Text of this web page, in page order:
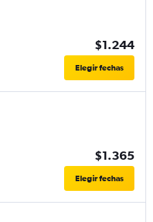
$1.244
Elegir fechas
$1.365
Elegir fechas